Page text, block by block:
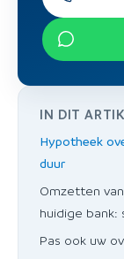
IN DIT
Hypotheek
duur
Omzetten
huidige bank:
Pas ook uw